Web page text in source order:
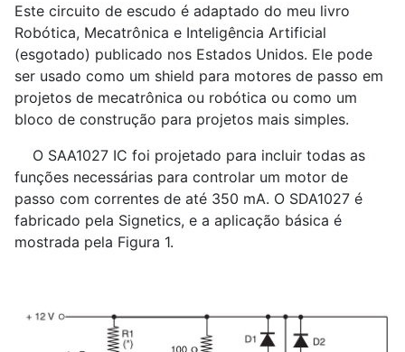
Este circuito de escudo é adaptado do meu livro
Robótica, Mecatrônica e Inteligência Artificial
(esgotado) publicado nos Estados Unidos. Ele pode
ser usado como um shield para motores de passo em
projetos de mecatrônica ou robótica ou como um
bloco de construção para projetos mais simples.
O SAA1027 IC foi projetado para incluir todas as
funções necessárias para controlar um motor de
passo com correntes de até 350 mA. O SDA1027 é
fabricado pela Signetics, e a aplicação básica é
mostrada pela Figura 1.